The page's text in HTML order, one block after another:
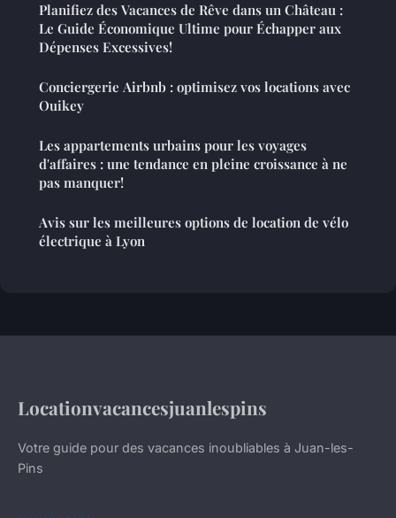
Planifiez des Vacances de Rêve dans un Château :
Le Guide Économique Ultime pour Échapper aux
Dépenses Excessives!
Conciergerie Airbnb : optimisez vos locations avec
Ouikey
Les appartements urbains pour les voyages
d'affaires : une tendance en pleine croissance à ne
pas manquer!
Avis sur les meilleures options de location de vélo
électrique à Lyon
Locationvacancesjuanlespins
Votre guide pour des vacances inoubliables à Juan-les-
Pins